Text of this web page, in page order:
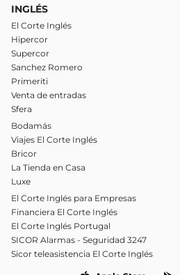
INGLÉS
El Corte Inglés
Hipercor
Supercor
Sanchez Romero
Primeriti
Venta de entradas
Sfera
Bodamás
Viajes El Corte Inglés
Bricor
La Tienda en Casa
Luxe
El Corte Inglés para Empresas
Financiera El Corte Inglés
El Corte Inglés Portugal
SICOR Alarmas - Seguridad 3247
Sicor teleasistencia El Corte Inglés